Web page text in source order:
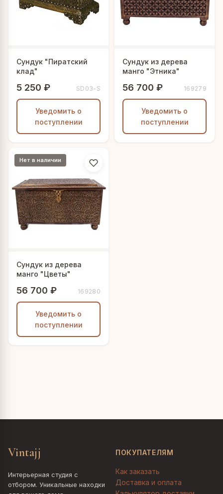
Сундук "Пиратский
клад"
5 250 ₽ SD03-S
Уведомить о
поступлении
Сундук из дерева
манго "Этника"
56 700 ₽ 169279
Уведомить о
поступлении
Нет в наличии
Сундук из дерева
манго "Цветы"
56 700 ₽ 169280
Уведомить о
поступлении
Vintajj
Интерьерная студия с
отбором. Уникальные находки
ПОКУПАТЕЛЯМ
Как заказать
Доставка и оплата